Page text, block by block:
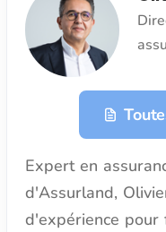
Expert en
d'Assurland,
d'expérience pour